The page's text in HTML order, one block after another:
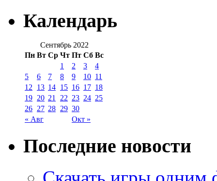
Календарь
Сентябрь 2022
Пн Вт Ср Чт Пт Сб Вс
« Авг Окт »
1 2 3
4
5
6 7 8 9 10 11
12
13 14 15 16 17 18
19 20 21 22 23 24 25
26 27 28 29 30
Последние новости